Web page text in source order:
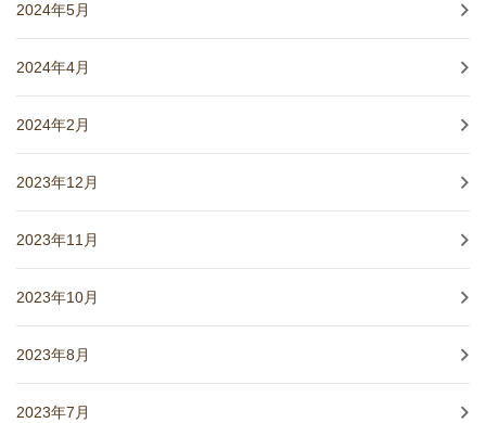
2024年5月
2024年4月
2024年2月
2023年12月
2023年11月
2023年10月
2023年8月
2023年7月